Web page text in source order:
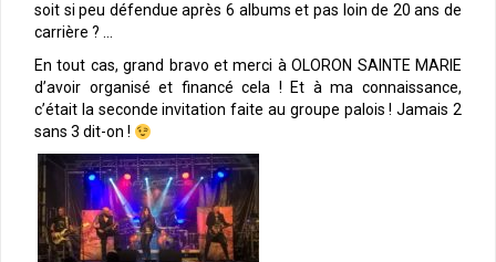
soit si peu défendue après 6 albums et pas loin de 20 ans de
carrière ? …
En tout cas, grand bravo et merci à OLORON SAINTE MARIE
d’avoir organisé et financé cela ! Et à ma connaissance,
c’était la seconde invitation faite au groupe palois ! Jamais 2
sans 3 dit-on !